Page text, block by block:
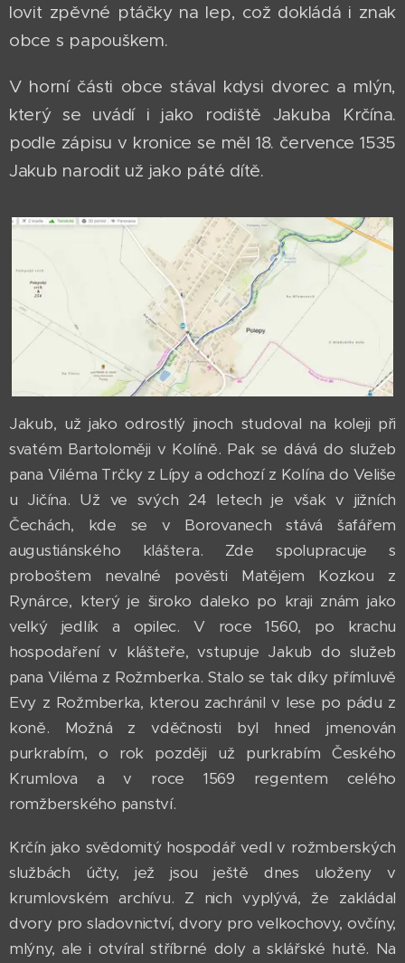
lovit zpěvné ptáčky na lep, což dokládá i znak
obce s papouškem.
V horní části obce stával kdysi dvorec a mlýn,
který se uvádí i jako rodiště Jakuba Krčína.
podle zápisu v kronice se měl 18. července 1535
Jakub narodit už jako páté dítě.
Jakub, už jako odrostlý jinoch studoval na koleji při
svatém Bartoloměji v Kolíně. Pak se dává do služeb
pana Viléma Trčky z Lípy a odchozí z Kolína do Veliše
u Jičína. Už ve svých 24 letech je však v jižních
Čechách, kde se v Borovanech stává šafářem
augustiánského kláštera. Zde spolupracuje s
proboštem nevalné pověsti Matějem Kozkou z
Rynárce, který je široko daleko po kraji znám jako
velký jedlík a opilec. V roce 1560, po krachu
hospodaření v klášteře, vstupuje Jakub do služeb
pana Viléma z Rožmberka. Stalo se tak díky přímluvě
Evy z Rožmberka, kterou zachránil v lese po pádu z
koně. Možná z vděčnosti byl hned jmenován
purkrabím, o rok později už purkrabím Českého
Krumlova a v roce 1569 regentem celého
romžberského panství.
Krčín jako svědomitý hospodář vedl v rožmberských
službách účty, jež jsou ještě dnes uloženy v
krumlovském archívu. Z nich vyplývá, že zakládal
dvory pro sladovnictví, dvory pro velkochovy, ovčíny,
mlýny, ale i otvíral stříbrné doly a sklářské hutě. Na